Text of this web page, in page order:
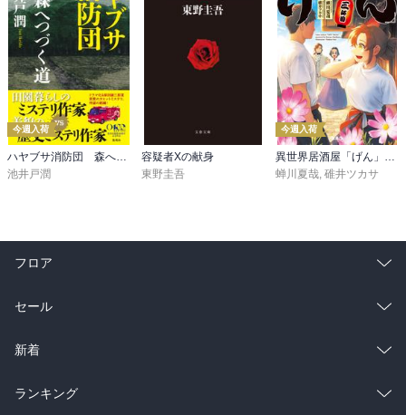
今週入荷
池井戸潤
容疑者Xの献身
東野圭吾
今週入荷
蝉川夏哉 碓井ツカサ
フロア
総合
ラノベ
雑誌・グラビア
セール
総合
ラノベ
新着
総合
ランキング